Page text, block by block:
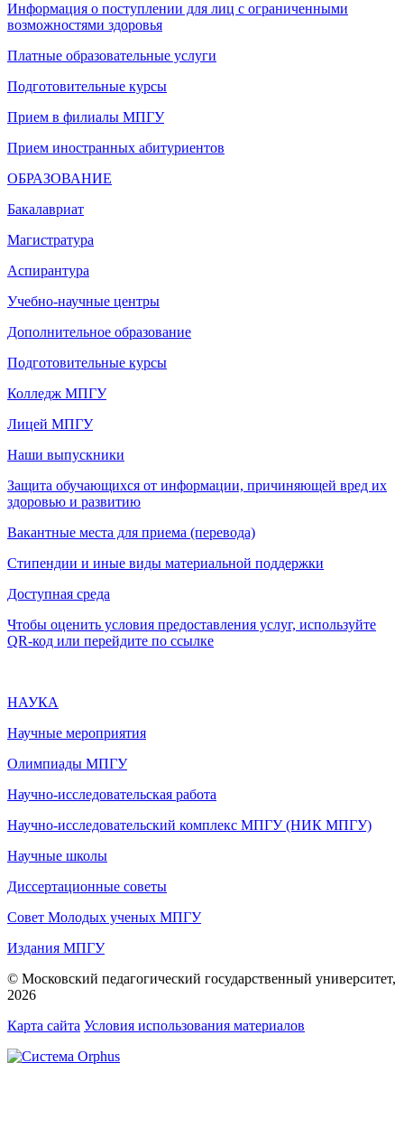
Информация о поступлении для лиц с ограниченными
возможностями здоровья
Платные образовательные услуги
Подготовительные курсы
Прием в филиалы МПГУ
Прием иностранных абитуриентов
ОБРАЗОВАНИЕ
Бакалавриат
Магистратура
Аспирантура
Учебно-научные центры
Дополнительное образование
Подготовительные курсы
Колледж МПГУ
Лицей МПГУ
Наши выпускники
Защита обучающихся от информации, причиняющей вред их
здоровью и развитию
Вакантные места для приема (перевода)
Стипендии и иные виды материальной поддержки
Доступная среда
Чтобы оценить условия предоставления услуг, используйте
QR-код или перейдите по ссылке
НАУКА
Научные мероприятия
Олимпиады МПГУ
Научно-исследовательская работа
Научно-исследовательский комплекс МПГУ (НИК МПГУ)
Научные школы
Диссертационные советы
Совет Молодых ученых МПГУ
Издания МПГУ
© Московский педагогический государственный университет,
2026
Карта сайта Условия использования материалов